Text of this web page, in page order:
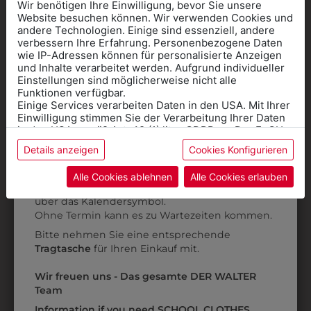
661500002
KOCHJACKE WEISS
€ 89,90
6KJ09T70095
KOCHJACKE SLIM
€ 79,90
ZULETZT ANGESEHEN
Wir benötigen Ihre Einwilligung, bevor Sie unsere
Website besuchen können. Wir verwenden Cookies und
andere Technologien. Einige sind essenziell, andere
verbessern Ihre Erfahrung. Personenbezogene Daten
wie IP-Adressen können für personalisierte Anzeigen
und Inhalte verarbeitet werden. Aufgrund individueller
Einstellungen sind möglicherweise nicht alle
Funktionen verfügbar.
Einige Services verarbeiten Daten in den USA. Mit Ihrer
Einwilligung stimmen Sie der Verarbeitung Ihrer Daten
in den USA gemäß Art. 49 (1) lit. a GDPR zu. Der EuGH
stuft die USA als Land mit unzureichendem Datenschutz
ein, und es besteht das Risiko, dass US-Behörden
Daten ohne Klagemöglichkeit für Europäer überwachen.
Datenschutzerklärungbzw. im
Details anzeigen Cookies Konfigurieren
Alle Cookies ablehnen Alle Cookies erlauben
Informationen wenn Sie
Kleidung
für die SCHULE
benötigen
Online Shop: Klick auf SCHULE in der
Kategorie und die richtige Schule auswählen.
AnprobeVorort im Geschäft: Termin buchen
über das Kalendersymbol.
Ohne Termin kann es zu Wartezeiten kommen.
Bitte nehmen Sie eine entsprechende
Tragtasche für Ihren Einkauf mit.
Wir freuen uns - Das gesamte DER WALTER
Team